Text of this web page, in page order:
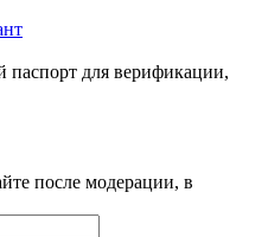
паспорт для верификации,
после модерации, в